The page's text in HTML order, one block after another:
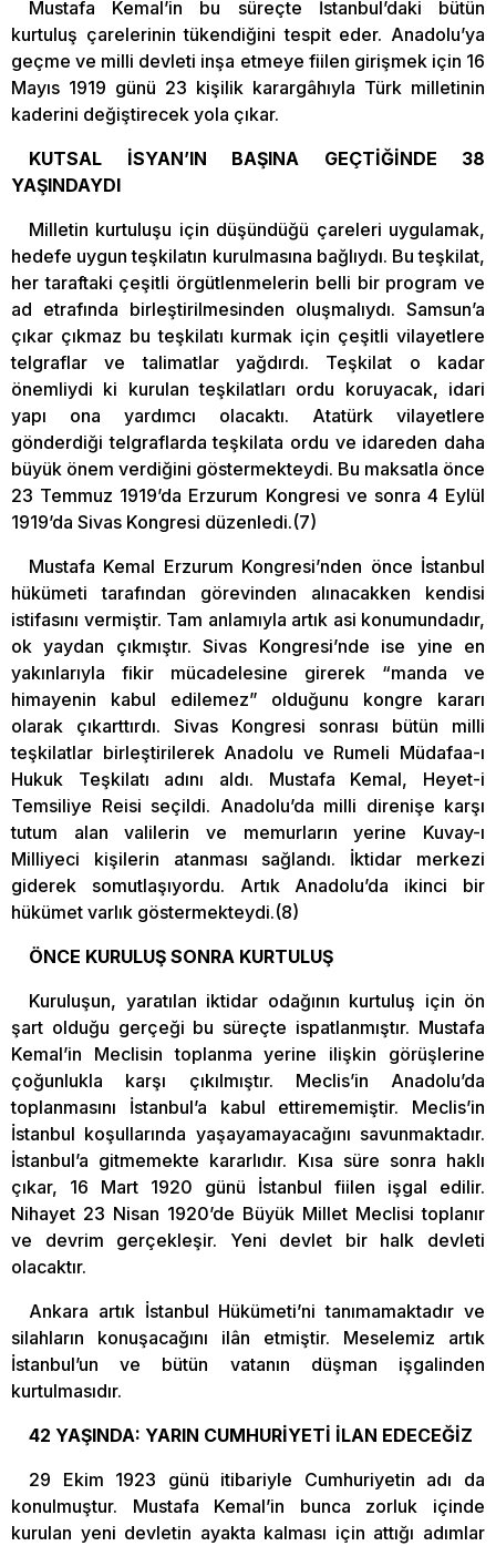
Mustafa Kemal’in bu süreçte İstanbul’daki bütün
kurtuluş çarelerinin tükendiğini tespit eder. Anadolu’ya
geçme ve milli devleti inşa etmeye fiilen girişmek için 16
Mayıs 1919 günü 23 kişilik karargâhıyla Türk milletinin
kaderini değiştirecek yola çıkar.
KUTSAL İSYAN’IN BAŞINA GEÇTİĞİNDE 38
YAŞINDAYDI
Milletin kurtuluşu için düşündüğü çareleri uygulamak,
hedefe uygun teşkilatın kurulmasına bağlıydı. Bu teşkilat,
her taraftaki çeşitli örgütlenmelerin belli bir program ve
ad etrafında birleştirilmesinden oluşmalıydı. Samsun’a
çıkar çıkmaz bu teşkilatı kurmak için çeşitli vilayetlere
telgraflar ve talimatlar yağdırdı. Teşkilat o kadar
önemliydi ki kurulan teşkilatları ordu koruyacak, idari
yapı ona yardımcı olacaktı. Atatürk vilayetlere
gönderdiği telgraflarda teşkilata ordu ve idareden daha
büyük önem verdiğini göstermekteydi. Bu maksatla önce
23 Temmuz 1919’da Erzurum Kongresi ve sonra 4 Eylül
1919’da Sivas Kongresi düzenledi.(7)
Mustafa Kemal Erzurum Kongresi’nden önce İstanbul
hükümeti tarafından görevinden alınacakken kendisi
istifasını vermiştir. Tam anlamıyla artık asi konumundadır,
ok yaydan çıkmıştır. Sivas Kongresi’nde ise yine en
yakınlarıyla fikir mücadelesine girerek “manda ve
himayenin kabul edilemez” olduğunu kongre kararı
olarak çıkarttırdı. Sivas Kongresi sonrası bütün milli
teşkilatlar birleştirilerek Anadolu ve Rumeli Müdafaa-ı
Hukuk Teşkilatı adını aldı. Mustafa Kemal, Heyet-i
Temsiliye Reisi seçildi. Anadolu’da milli direnişe karşı
tutum alan valilerin ve memurların yerine Kuvay-ı
Milliyeci kişilerin atanması sağlandı. İktidar merkezi
giderek somutlaşıyordu. Artık Anadolu’da ikinci bir
hükümet varlık göstermekteydi.(8)
ÖNCE KURULUŞ SONRA KURTULUŞ
Kuruluşun, yaratılan iktidar odağının kurtuluş için ön
şart olduğu gerçeği bu süreçte ispatlanmıştır. Mustafa
Kemal’in Meclisin toplanma yerine ilişkin görüşlerine
çoğunlukla karşı çıkılmıştır. Meclis’in Anadolu’da
toplanmasını İstanbul’a kabul ettirememiştir. Meclis’in
İstanbul koşullarında yaşayamayacağını savunmaktadır.
İstanbul’a gitmemekte kararlıdır. Kısa süre sonra haklı
çıkar, 16 Mart 1920 günü İstanbul fiilen işgal edilir.
Nihayet 23 Nisan 1920’de Büyük Millet Meclisi toplanır
ve devrim gerçekleşir. Yeni devlet bir halk devleti
olacaktır.
Ankara artık İstanbul Hükümeti’ni tanımamaktadır ve
silahların konuşacağını ilân etmiştir. Meselemiz artık
İstanbul’un ve bütün vatanın düşman işgalinden
kurtulmasıdır.
42 YAŞINDA: YARIN CUMHURİYETİ İLAN EDECEĞİZ
29 Ekim 1923 günü itibariyle Cumhuriyetin adı da
konulmuştur. Mustafa Kemal’in bunca zorluk içinde
kurulan yeni devletin ayakta kalması için attığı adımlar